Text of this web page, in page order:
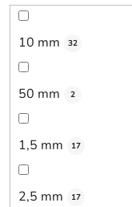
10 mm 32
50 mm 2
1,5 mm 17
2,5 mm 17